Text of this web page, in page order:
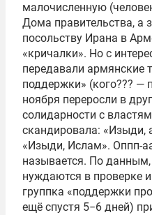
малочисленную
Дома правительства, а
посольству Ирана в
«кричалки». Но с
передавали армянские
поддержки» (кого??? —
ноября переросли в
солидарности с
скандировала: «Изыди,
«Изыди, Ислам». Оппп-
называется. По
нуждаются в проверке
группка «поддержки
ещё спустя 5−6 дней)